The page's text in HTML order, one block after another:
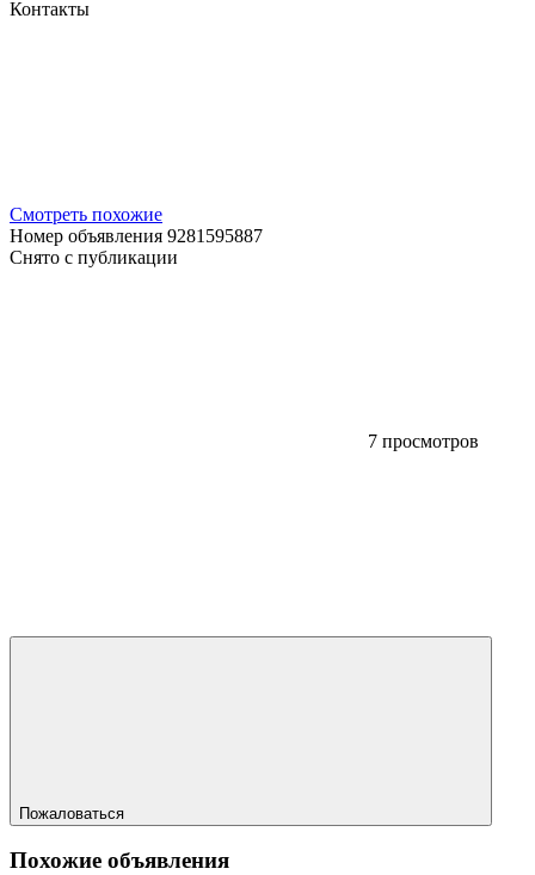
Контакты
Смотреть похожие
Номер объявления 9281595887
Снято с публикации
7 просмотров
Пожаловаться
Похожие объявления